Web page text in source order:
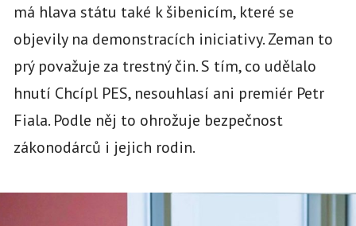
má hlava státu také k šibenicím, které se
objevily na demonstracích iniciativy. Zeman to
prý považuje za trestný čin. S tím, co udělalo
hnutí Chcípl PES, nesouhlasí ani premiér Petr
Fiala. Podle něj to ohrožuje bezpečnost
zákonodárců i jejich rodin.